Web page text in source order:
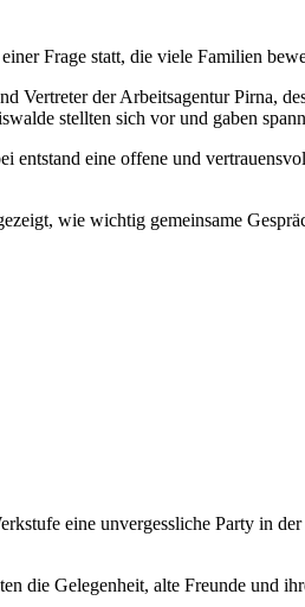
Frage statt, die viele Familien
der Arbeitsagentur Pirna,
stellten sich vor und gaben
eine offene und
wie wichtig gemeinsame
eine unvergessliche Party in
die Gelegenheit, alte Freunde und